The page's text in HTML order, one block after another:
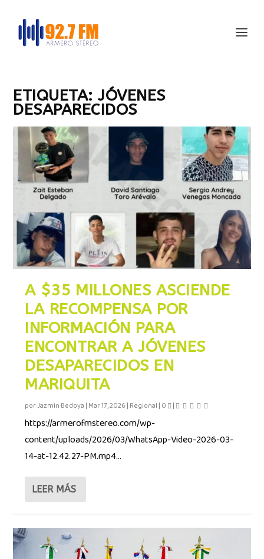
ETIQUETA:JÓVENES
DESAPARECIDOS
A $35 MILLONES ASCIENDE
LA RECOMPENSA POR
INFORMACIÓN PARA
ENCONTRAR A JÓVENES
DESAPARECIDOS EN
MARIQUITA
porJazmin Bedoya | Mar 17, 2026 | Regional | 0 |
https://armerofmstereo.com/wp-
content/uploads/2026/03/WhatsApp-Video-2026-03-
14-at-12.42.27-PM.mp4...
LEER MÁS